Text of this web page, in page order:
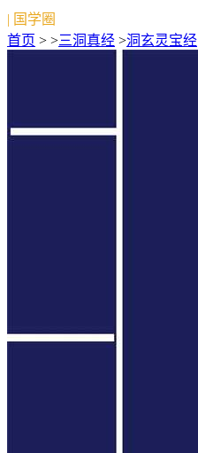
| 国学圈
首页 > >三洞真经 >洞玄灵宝经